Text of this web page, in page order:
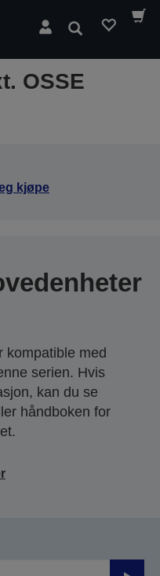
Søk
OSSE
kjøpe
kompatible med
serien. Hvis
kan du se
håndboken for